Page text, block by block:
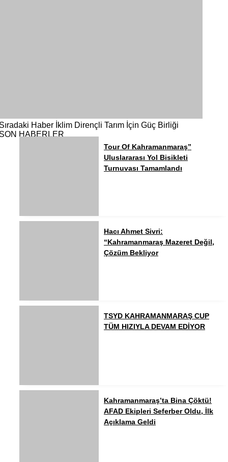
Haber İklim Dirençli Tarım İçin Güç Birliği
HABERLER
Tour Of Kahramanmaraş”
Uluslararası Yol Bisikleti
Turnuvası Tamamlandı
Hacı Ahmet Sivri:
“Kahramanmaraş Mazeret Değil,
Çözüm Bekliyor
TSYD KAHRAMANMARAŞ CUP
TÜM HIZIYLA DEVAM EDİYOR
Kahramanmaraş’ta Bina Çöktü!
AFAD Ekipleri Seferber Oldu, İlk
Açıklama Geldi